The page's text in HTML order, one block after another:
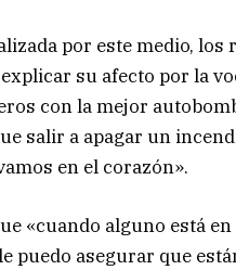
por este medio,
su afecto por la
con la mejor
salir a apagar un
en el corazón».
«cuando alguno está
puedo asegurar que